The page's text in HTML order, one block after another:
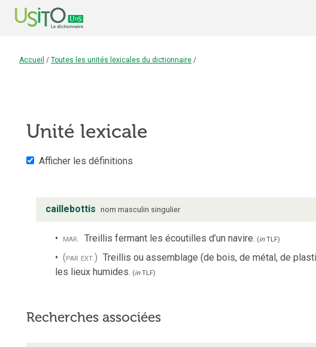
Accueil / Toutes les unités lexicales du dictionnaire /
Unité lexicale
Afficher les définitions
caillebottis nom masculin singulier
mar. Treillis fermant les écoutilles d’un navire. (inTLF)
(par ext.) Treillis ou assemblage (de bois, de métal, de
les lieux humides. (inTLF)
Recherches associées